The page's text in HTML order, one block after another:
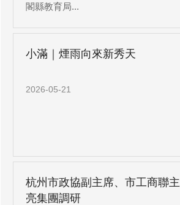
閣縣教育局...
小滿｜煙雨向來新秀天
2026-05-21
杭州市政協副主席、市工商聯
亮集團調研